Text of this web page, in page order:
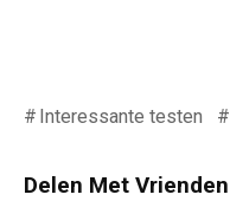
Interessante testen
Delen Met Vrienden